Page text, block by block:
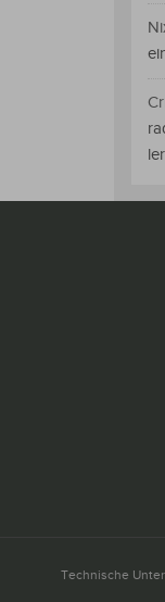
Technische